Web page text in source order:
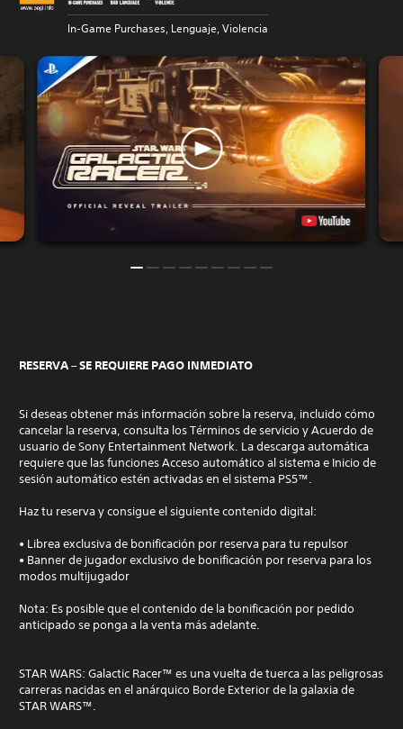
In-Game Purchases, Lenguaje, Violencia
RESERVA – SE REQUIERE PAGO INMEDIATO
Si deseas obtener más información sobre la reserva, incluido cómo
cancelar la reserva, consulta los Términos de servicio y Acuerdo de
usuario de Sony Entertainment Network. La descarga automática
requiere que las funciones Acceso automático al sistema e Inicio de
sesión automático estén activadas en el sistema PS5™.
Haz tu reserva y consigue el siguiente contenido digital:
• Librea exclusiva de bonificación por reserva para tu repulsor
• Banner de jugador exclusivo de bonificación por reserva para los
modos multijugador
Nota: Es posible que el contenido de la bonificación por pedido
anticipado se ponga a la venta más adelante.
STAR WARS: Galactic Racer™ es una vuelta de tuerca a las peligrosas
carreras nacidas en el anárquico Borde Exterior de la galaxia de
STAR WARS™.